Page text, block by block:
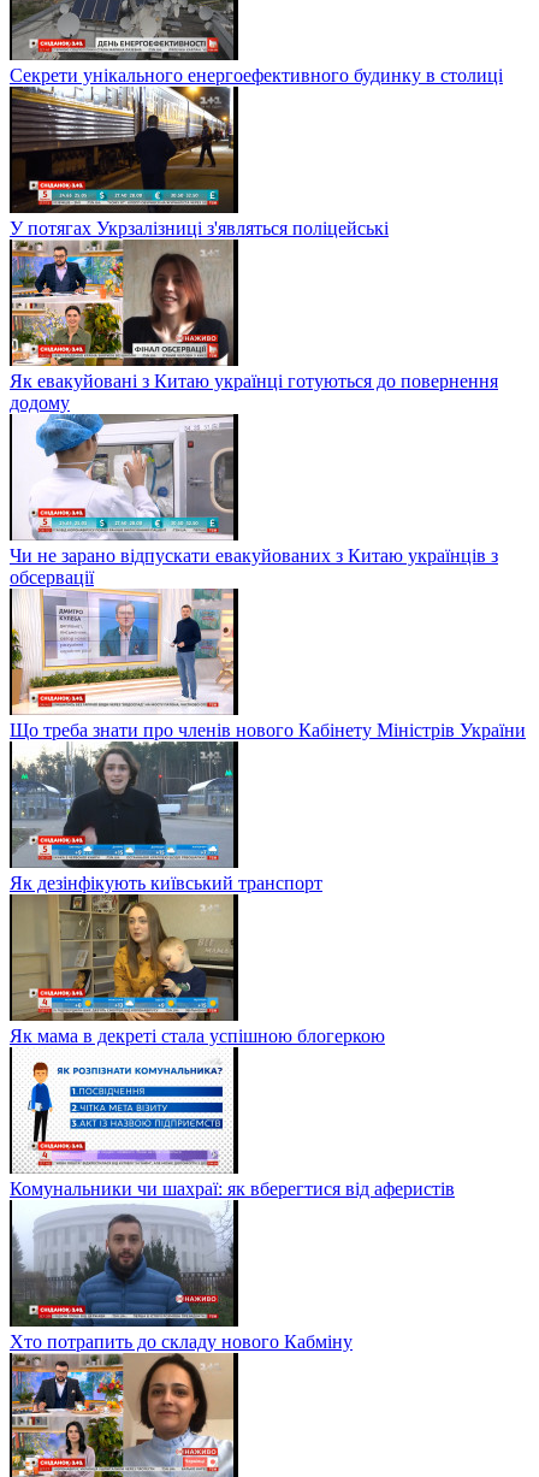
Секрети унікального енергоефективного будинку в столиці
У потягах Укрзалізниці з'являться поліцейські
Як евакуйовані з Китаю українці готуються до повернення
додому
Чи не зарано відпускати евакуйованих з Китаю українців з
обсервації
Що треба знати про членів нового Кабінету Міністрів України
Як дезінфікують київський транспорт
Як мама в декреті стала успішною блогеркою
Комунальники чи шахраї: як вберегтися від аферистів
Хто потрапить до складу нового Кабміну